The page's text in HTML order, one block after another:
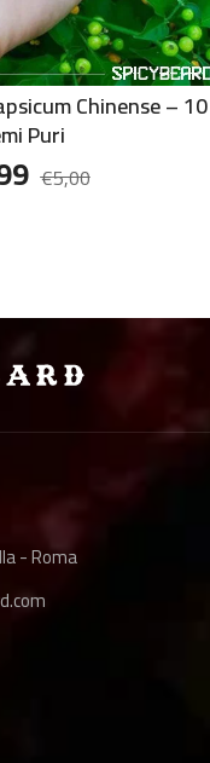
Chinense – 10
Puri
€5,00
- Roma